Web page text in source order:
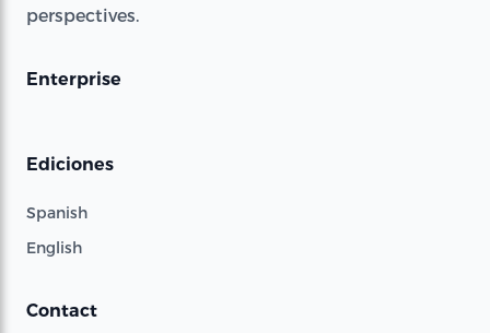
perspectives.
Enterprise
Ediciones
Spanish
English
Contact